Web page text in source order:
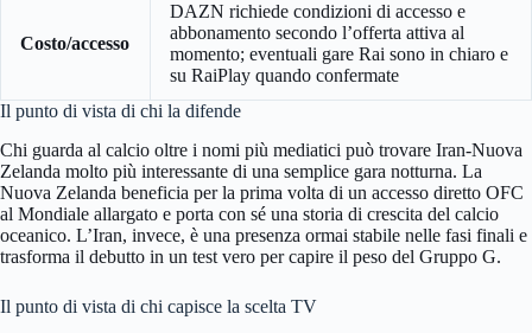
Costo/accesso
DAZN richiede condizioni di accesso e
abbonamento secondo l’offerta attiva al
momento; eventuali gare Rai sono in chiaro e
su RaiPlay quando confermate
Il punto di vista di chi la difende
Chi guarda al calcio oltre i nomi più mediatici può trovare Iran-Nuova
Zelanda molto più interessante di una semplice gara notturna. La
Nuova Zelanda beneficia per la prima volta di un accesso diretto OFC
al Mondiale allargato e porta con sé una storia di crescita del calcio
oceanico. L’Iran, invece, è una presenza ormai stabile nelle fasi finali e
trasforma il debutto in un test vero per capire il peso del Gruppo G.
Il punto di vista di chi capisce la scelta TV